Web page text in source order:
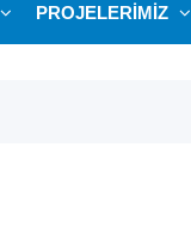
PROJELERIMIZ